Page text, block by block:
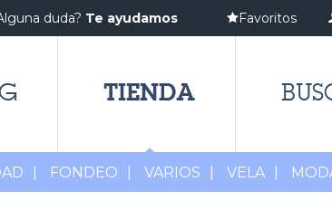
duda? Te ayudamos Favoritos
TIENDA
FONDEO VARIOS VELA